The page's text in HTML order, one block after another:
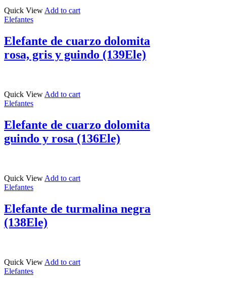
Quick View Add to cart
Elefantes
Elefante de cuarzo dolomita
rosa, gris y guindo (139Ele)
Quick View Add to cart
Elefantes
Elefante de cuarzo dolomita
guindo y rosa (136Ele)
Quick View Add to cart
Elefantes
Elefante de turmalina negra
(138Ele)
Quick View Add to cart
Elefantes